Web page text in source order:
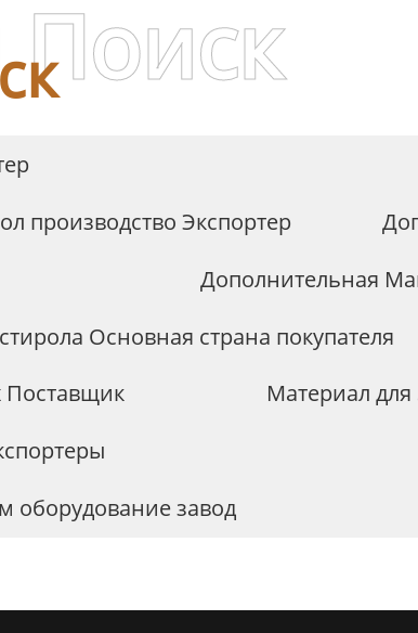
производство Экспортер
Дополнительная
Основная страна покупателя
Поставщик
Материал
оборудование завод